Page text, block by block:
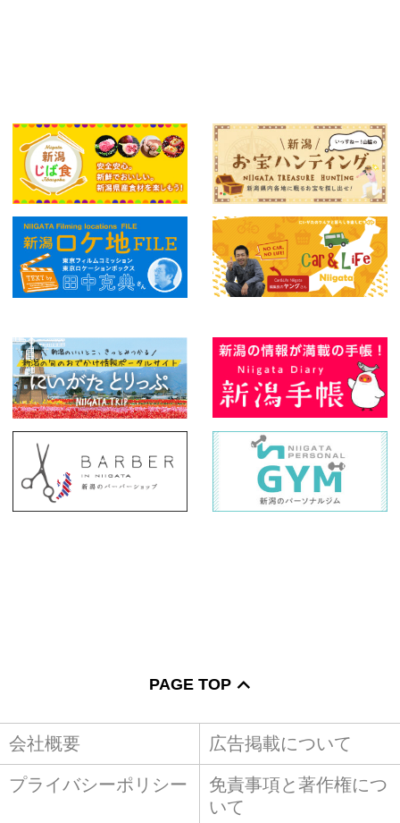
PAGE TOP
会社概要 広告掲載について
プライバシーポリシー
免責事項と著作権につ
いて